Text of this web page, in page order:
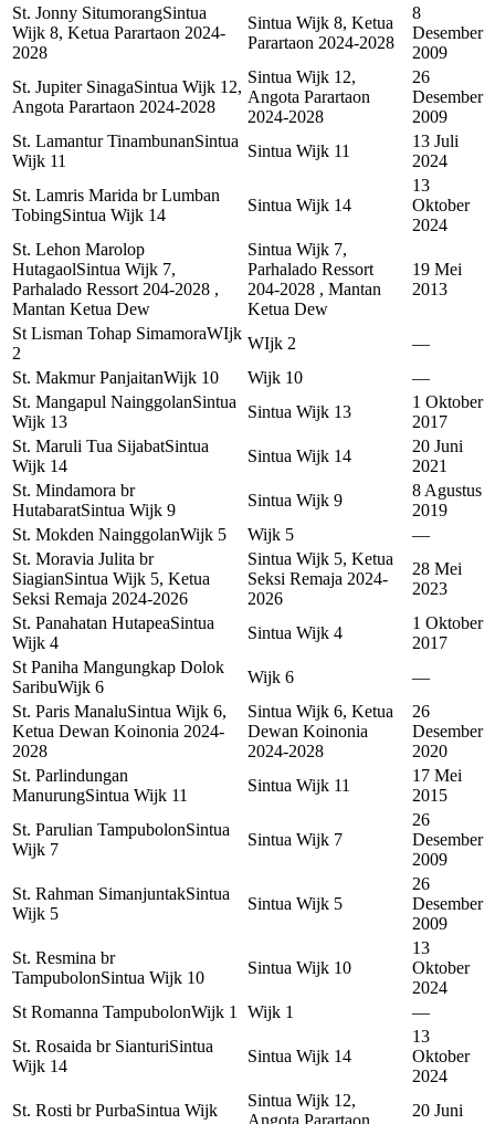
St. Jonny SitumorangSintua
Wijk 8, Ketua Parartaon 2024-
2028
Sintua Wijk 8, Ketua
Parartaon 2024-2028
8
Desember
2009
St. Jupiter SinagaSintua Wijk 12,
Angota Parartaon 2024-2028
Sintua Wijk 12,
Angota Parartaon
2024-2028
26
Desember
2009
St. Lamantur TinambunanSintua
Wijk 11
Sintua Wijk 11
13 Juli
2024
St. Lamris Marida br Lumban
TobingSintua Wijk 14
Sintua Wijk 14
13
Oktober
2024
St. Lehon Marolop
HutagaolSintua Wijk 7,
Parhalado Ressort 204-2028 ,
Mantan Ketua Dew
Sintua Wijk 7,
Parhalado Ressort
204-2028 , Mantan
Ketua Dew
19 Mei
2013
St Lisman Tohap SimamoraWIjk
2
WIjk 2
—
St. Makmur PanjaitanWijk 10 Wijk 10
—
St. Mangapul NainggolanSintua
Wijk 13
Sintua Wijk 13
1 Oktober
2017
St. Maruli Tua SijabatSintua
Wijk 14
Sintua Wijk 14
20 Juni
2021
St. Mindamora br
HutabaratSintua Wijk 9
Sintua Wijk 9
8 Agustus
2019
St. Mokden NainggolanWijk 5 Wijk 5
—
St. Moravia Julita br
SiagianSintua Wijk 5, Ketua
Seksi Remaja 2024-2026
Sintua Wijk 5, Ketua
Seksi Remaja 2024-
2026
28 Mei
2023
St. Panahatan HutapeaSintua
Wijk 4
Sintua Wijk 4
1 Oktober
2017
St Paniha Mangungkap Dolok
SaribuWijk 6
Wijk 6
—
St. Paris ManaluSintua Wijk 6,
Ketua Dewan Koinonia 2024-
2028
Sintua Wijk 6, Ketua
Dewan Koinonia
2024-2028
26
Desember
2020
St. Parlindungan
ManurungSintua Wijk 11
Sintua Wijk 11
17 Mei
2015
St. Parulian TampubolonSintua
Wijk 7
Sintua Wijk 7
26
Desember
2009
St. Rahman SimanjuntakSintua
Wijk 5
Sintua Wijk 5
26
Desember
2009
St. Resmina br
TampubolonSintua Wijk 10
Sintua Wijk 10
13
Oktober
2024
St Romanna TampubolonWijk 1 Wijk 1
—
St. Rosaida br SianturiSintua
Wijk 14
Sintua Wijk 14
13
Oktober
2024
St. Rosti br PurbaSintua Wijk
Sintua Wijk 12,
20 Juni